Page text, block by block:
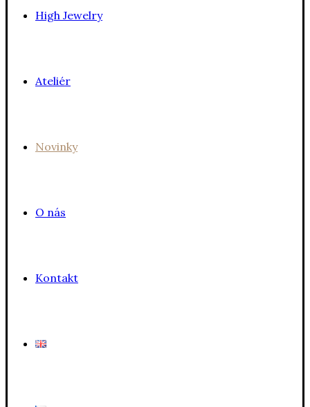
High Jewelry
Ateliér
Novinky
O nás
Kontakt